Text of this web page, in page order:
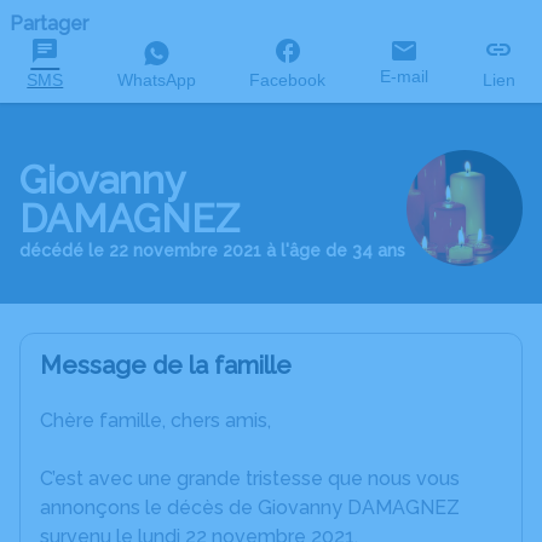
Partager
SMS WhatsApp Facebook E-mail Lien
Giovanny
DAMAGNEZ
décédé le 22 novembre 2021 à l'âge de 34 ans
Message de la famille
Chère famille, chers amis,
C’est avec une grande tristesse que nous vous
annonçons le décès de Giovanny DAMAGNEZ
survenu le lundi 22 novembre 2021.